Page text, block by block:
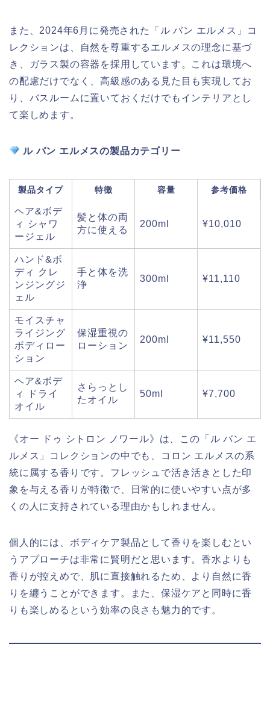
また、2024年6月に発売された「ル バン エルメス」コ
レクションは、自然を尊重するエルメスの理念に基づ
き、ガラス製の容器を採用しています。これは環境へ
の配慮だけでなく、高級感のある見た目も実現してお
り、バスルームに置いておくだけでもインテリアとし
て楽しめます。
ル バン エルメスの製品カテゴリー
製品タイプ 特徴 容量 参考価格
ヘア&ボデ
ィ シャワ
ージェル
髪と体の両
方に使える
200ml ¥10,010
ハンド&ボ
ディ クレ
ンジングジ
ェル
手と体を洗
浄
300ml ¥11,110
モイスチャ
ライジング
ボディロー
ション
保湿重視の
ローション
200ml ¥11,550
ヘア&ボデ
ィ ドライ
オイル
さらっとし
たオイル
50ml ¥7,700
《オー ドゥ シトロン ノワール》は、この「ル バン エ
ルメス」コレクションの中でも、コロン エルメスの系
統に属する香りです。フレッシュで活き活きとした印
象を与える香りが特徴で、日常的に使いやすい点が多
くの人に支持されている理由かもしれません。
個人的には、ボディケア製品として香りを楽しむとい
うアプローチは非常に賢明だと思います。香水よりも
香りが控えめで、肌に直接触れるため、より自然に香
りを纏うことができます。また、保湿ケアと同時に香
りも楽しめるという効率の良さも魅力的です。